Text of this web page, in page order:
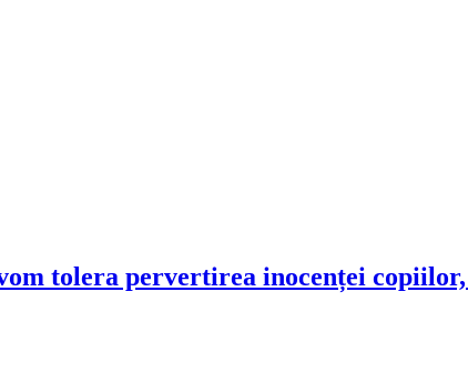
tolera pervertirea inocenței